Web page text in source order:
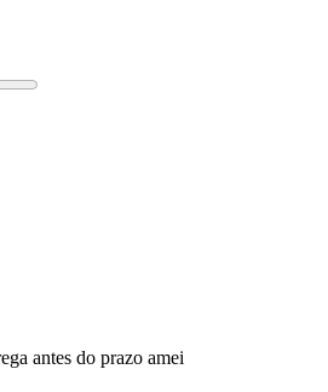
antes do prazo amei